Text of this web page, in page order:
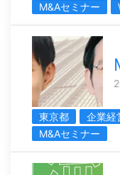
M&Aセミナー
東京都 企業経
M&Aセミナー